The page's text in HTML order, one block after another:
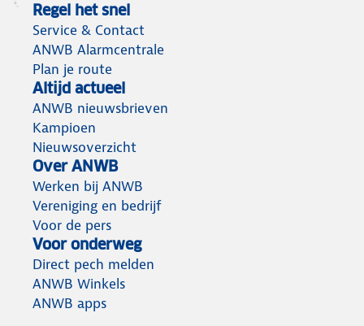
Regel het snel
Service & Contact
ANWB Alarmcentrale
Plan je route
Altijd actueel
ANWB nieuwsbrieven
Kampioen
Nieuwsoverzicht
Over ANWB
Werken bij ANWB
Vereniging en bedrijf
Voor de pers
Voor onderweg
Direct pech melden
ANWB Winkels
ANWB apps